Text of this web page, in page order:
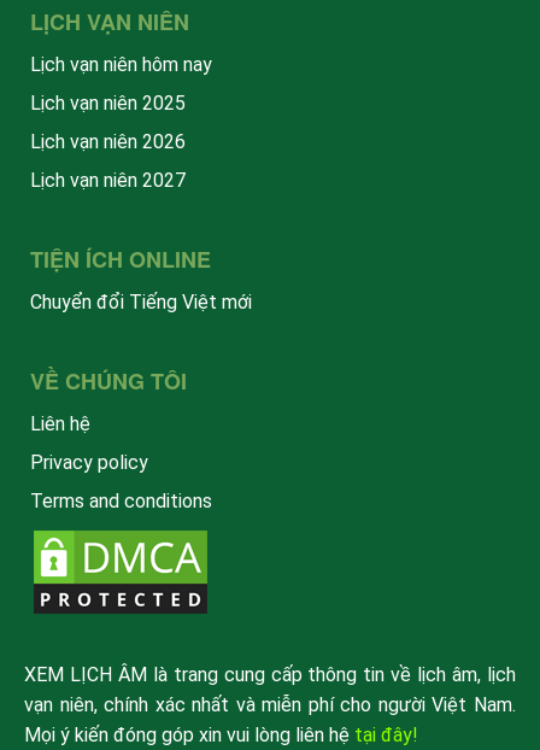
LỊCH VẠN NIÊN
Lịch vạn niên hôm nay
Lịch vạn niên 2025
Lịch vạn niên 2026
Lịch vạn niên 2027
TIỆN ÍCH ONLINE
Chuyển đổi Tiếng Việt mới
VỀ CHÚNG TÔI
Liên hệ
Privacy policy
Terms and conditions
XEM LỊCH ÂM là trang cung cấp thông tin về lịch âm, lịch
vạn niên, chính xác nhất và miễn phí cho người Việt Nam.
Mọi ý kiến đóng góp xin vui lòng liên hệ tại đây!